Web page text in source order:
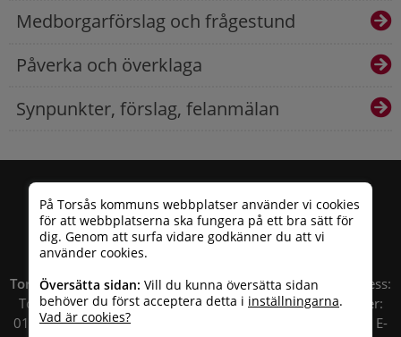
På Torsås kommuns webbplatser använder vi cookies
för att webbplatserna ska fungera på ett bra sätt för
dig. Genom att surfa vidare godkänner du att vi
använder cookies.
Översätta sidan: Vill du kunna översätta sidan
behöver du först acceptera detta i inställningarna.
Vad är cookies?
Medborgarförslag och frågestund
Påverka och överklaga
Synpunkter, förslag, felanmälan
Torsås kommun| Besöksadress: Allfargatan 26 | Postadress:
Torsås kommun, Box 503, 385 25 Torsås Telefonnummer:
010 – 35 33 100 | Organisationsnummer: 212000-0696 | E-